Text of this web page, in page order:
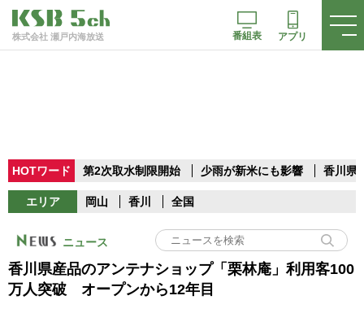
株式会社 瀬戸内海放送 番組表 アプリ
HOTワード 第2次取水制限開始 少雨が新米にも影響 香川県
エリア 岡山 香川 全国
ニュース
香川県産品のアンテナショップ「栗林庵」利用客100
万人突破 オープンから12年目